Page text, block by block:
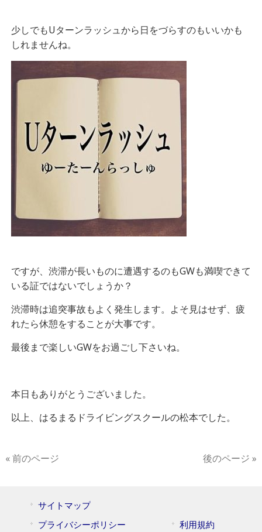
少しでもUターンラッシュから日をづらすのもいいかも
しれませんね。
ですが、渋滞が長いものに遭遇するのもGWも満喫できて
いる証ではないでしょうか？
渋滞時は追突事故もよく発生します。よそ見はせず、疲
れたら休憩をすることが大事です。
最後まで楽しいGWをお過ごし下さいね。
本日もありがとうございました。
以上、はるまるドライビングスクールの松本でした。
« 前のページ 後のページ »
サイトマップ
プライバシーポリシー
利用規約